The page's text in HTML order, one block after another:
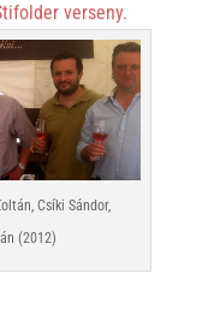
verseny.
Csíki Sándor,
(2012)